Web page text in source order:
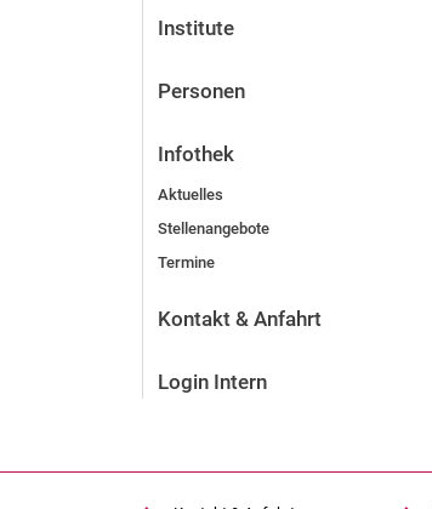
Institute
Personen
Infothek
Aktuelles
Stellenangebote
Termine
Kontakt & Anfahrt
Login Intern